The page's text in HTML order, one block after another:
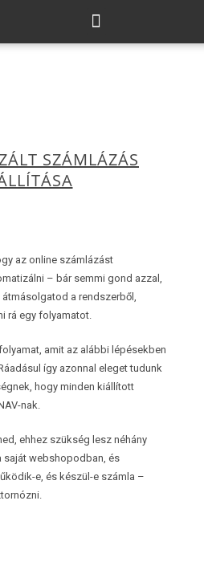
SZÁMLÁZÁS
az online számlázást
– bár semmi gond azzal,
a rendszerből,
rá egy folyamatot.
amit az alábbi lépésekben
így azonnal eleget tudunk
hogy minden kiállított
nak.
ehhez szükség lesz néhány
webshopodban, és
e, és készül-e számla –